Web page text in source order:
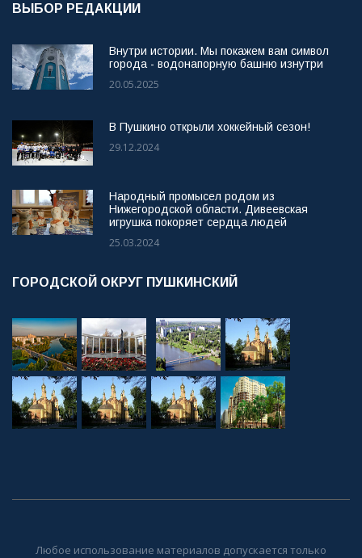
ВЫБОР РЕДАКЦИИ
Внутри истории. Мы покажем вам символ
города - водонапорную башню изнутри
20.05.2025
В Пушкино открыли хоккейный сезон!
29.12.2024
Народный промысел родом из
Нижегородской области. Дивеевская
игрушка покоряет сердца людей
25.03.2024
ГОРОДСКОЙ ОКРУГ ПУШКИНСКИЙ
Любое использование материалов допускается только